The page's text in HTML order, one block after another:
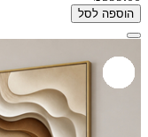
הוספה לסל